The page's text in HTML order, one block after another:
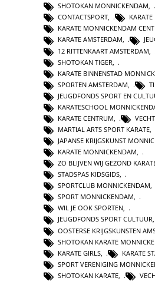
SHOTOKAN MONNICKENDAM,
CONTACTSPORT,
KARATE MONNICKENDAM
KARATE AMSTERDAM,
12 RITTENKAART AMSTERDAM
SHOTOKAN TIGER
KARATE BINNENSTAD
SPORTEN AMSTERDAM
JEUGDFONDS SPORT EN
KARATESCHOOL
KARATE CENTRUM
MARTIAL ARTS SPORT KARATE
JAPANSE KRIJGSKUNST
KARATE MONNICKENDAM,
ZO BLIJVEN WIJ GEZOND
STADSPAS KIDSGIDS,
SPORTCLUB MONNICKENDAM,
SPORT MONNICKENDAM,
WIL JE OOK SPORTEN,
JEUGDFONDS SPORT CULTUUR,
OOSTERSE KRIJGSKUNSTEN
SHOTOKAN KARATE
KARATE GIRLS
KARATE
SPORT VERENIGING
SHOTOKAN KARATE